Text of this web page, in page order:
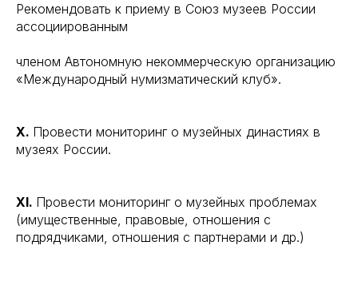
Рекомендовать к приему в Союз музеев России
ассоциированным
членом Автономную некоммерческую организацию
«Международный нумизматический клуб».
X. Провести мониторинг о музейных династиях в
музеях России.
XI. Провести мониторинг о музейных проблемах
(имущественные, правовые, отношения с
подрядчиками, отношения с партнерами и др.)